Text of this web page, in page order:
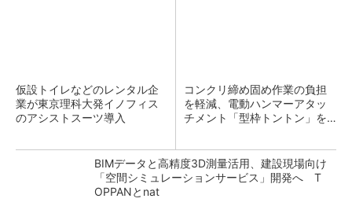
仮設トイレなどのレンタル企
業が東京理科大発イノフィス
のアシストスーツ導入
コンクリ締め固め作業の負担
を軽減、電動ハンマーアタッ
チメント「型枠トントン」を
BIMデータと高精度3D測量活用、建設現場向け
「空間シミュレーションサービス」開発へ T
OPPANとnat